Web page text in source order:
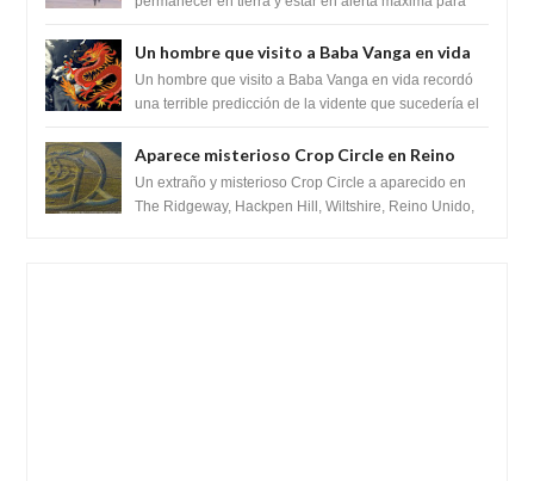
Un hombre que visito a Baba Vanga en vida
recordó la terrible predicción de la vidente
para febrero de 2022.
Un hombre que visito a Baba Vanga en vida recordó
una terrible predicción de la vidente que sucedería el
Aparece misterioso Crop Circle en Reino
Unido 23 de junio 2016
Un extraño y misterioso Crop Circle a aparecido en
The Ridgeway, Hackpen Hill, Wiltshire, Reino Unido,